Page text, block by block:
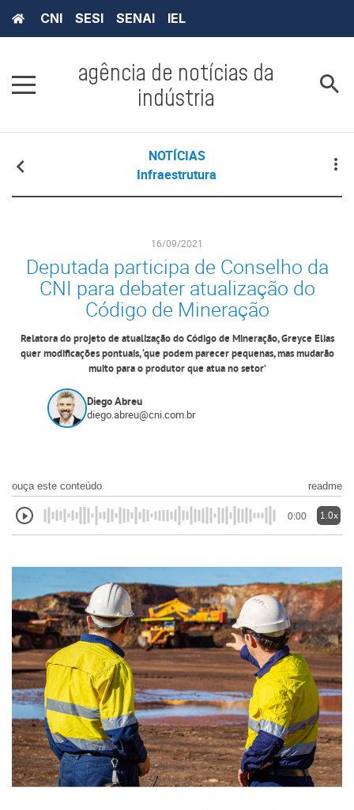
CNI SESI SENAI IEL
agência de notícias da
indústria
NOTÍCIAS
Infraestrutura
16/09/2021
Deputada participa de Conselho da
CNI para debater atualização do
Código de Mineração
Relatora do projeto de atualização do Código de Mineração, Greyce Elias
quer modificações pontuais, ‘que podem parecer pequenas, mas mudarão
muito para o produtor que atua no setor’
Diego Abreu
diego.abreu@cni.com.br
ouça este conteúdo readme
0:00 1.0x